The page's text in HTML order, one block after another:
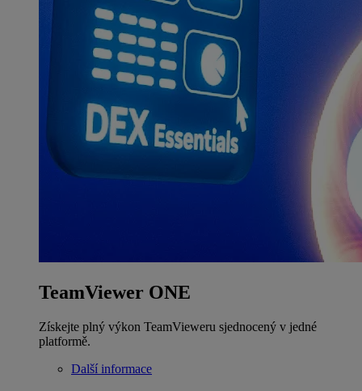
TeamViewer ONE
Získejte plný výkon TeamVieweru sjednocený v jedné
platformě.
Další informace